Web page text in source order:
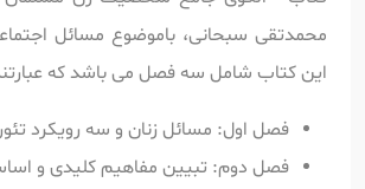
محمدتقی سبحانی، باموضوع مسائل
این کتاب شامل سه فصل می باشد که
فصل اول: مسائل زنان و سه رویکرد
فصل دوم: تبیین مفاهیم کلیدی و